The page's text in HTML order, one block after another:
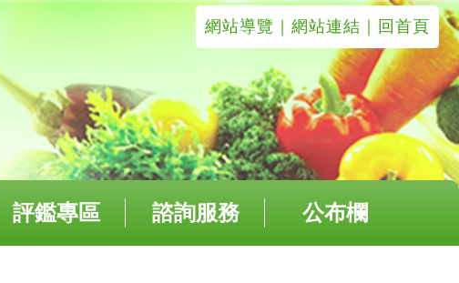
網站導覽 網站連結 ｜回首頁
評鑑專區 諮詢服務 公布欄